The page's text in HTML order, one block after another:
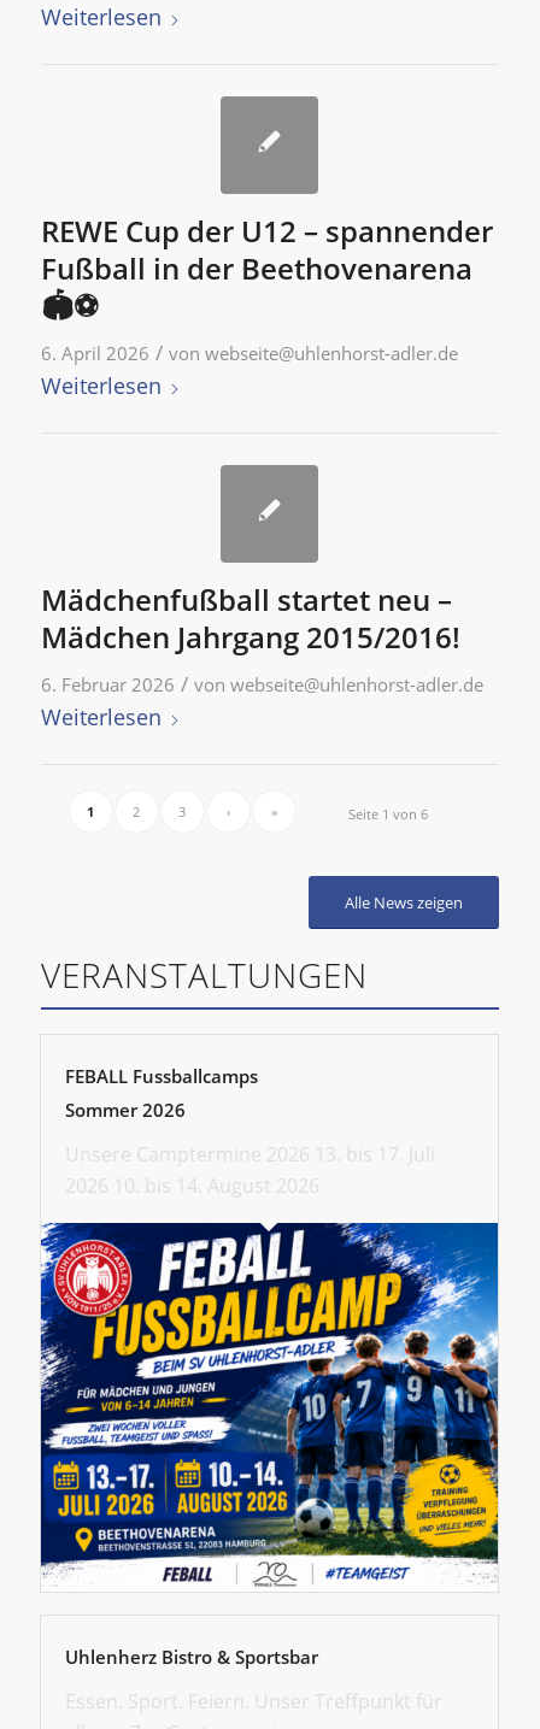
Weiterlesen
REWE Cup der U12 – spannender
Fußball in der Beethovenarena
🏟️⚽
6. April 2026 / von webseite@uhlenhorst-adler.de
Weiterlesen
Mädchenfußball startet neu –
Mädchen Jahrgang 2015/2016!
6. Februar 2026 / von webseite@uhlenhorst-adler.de
Weiterlesen
Seite 1 von 6
1 2 3 › »
Alle News zeigen
VERANSTALTUNGEN
FEBALL Fussballcamps
Sommer 2026
Unsere Camptermine 2026 13. bis 17. Juli
2026 10. bis 14. August 2026
Uhlenherz Bistro & Sportsbar
Essen. Sport. Feiern. Unser Treffpunkt für